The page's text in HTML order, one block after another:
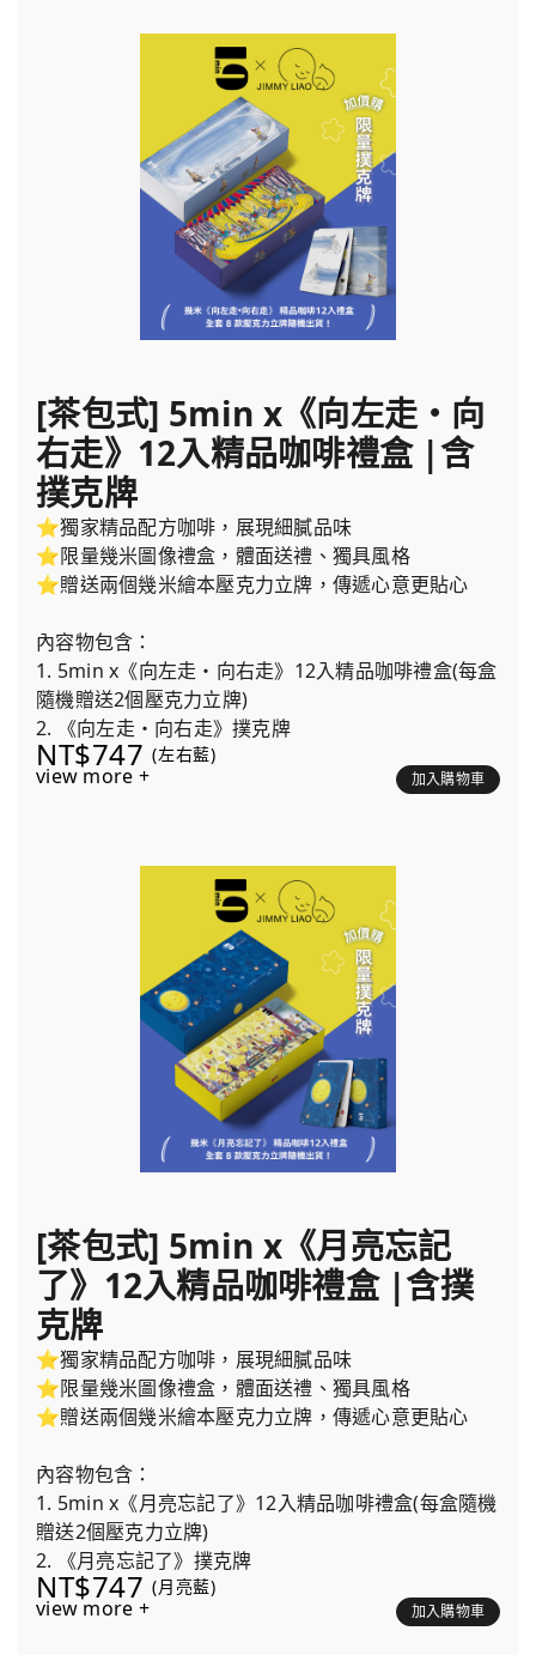
[茶包式] 5min x《向左走・向
右走》12入精品咖啡禮盒 |含
撲克牌
⭐獨家精品配方咖啡，展現細膩品味
⭐限量幾米圖像禮盒，體面送禮、獨具風格
⭐贈送兩個幾米繪本壓克力立牌，傳遞心意更貼心
內容物包含：
1. 5min x《向左走・向右走》12入精品咖啡禮盒(每盒
隨機贈送2個壓克力立牌)
2. 《向左走・向右走》撲克牌
NT$747 (左右藍)
view more + 加入購物車
[茶包式] 5min x《月亮忘記
了》12入精品咖啡禮盒 |含撲
克牌
⭐獨家精品配方咖啡，展現細膩品味
⭐限量幾米圖像禮盒，體面送禮、獨具風格
⭐贈送兩個幾米繪本壓克力立牌，傳遞心意更貼心
內容物包含：
1. 5min x《月亮忘記了》12入精品咖啡禮盒(每盒隨機
贈送2個壓克力立牌)
2. 《月亮忘記了》撲克牌
NT$747 (月亮藍)
view more + 加入購物車